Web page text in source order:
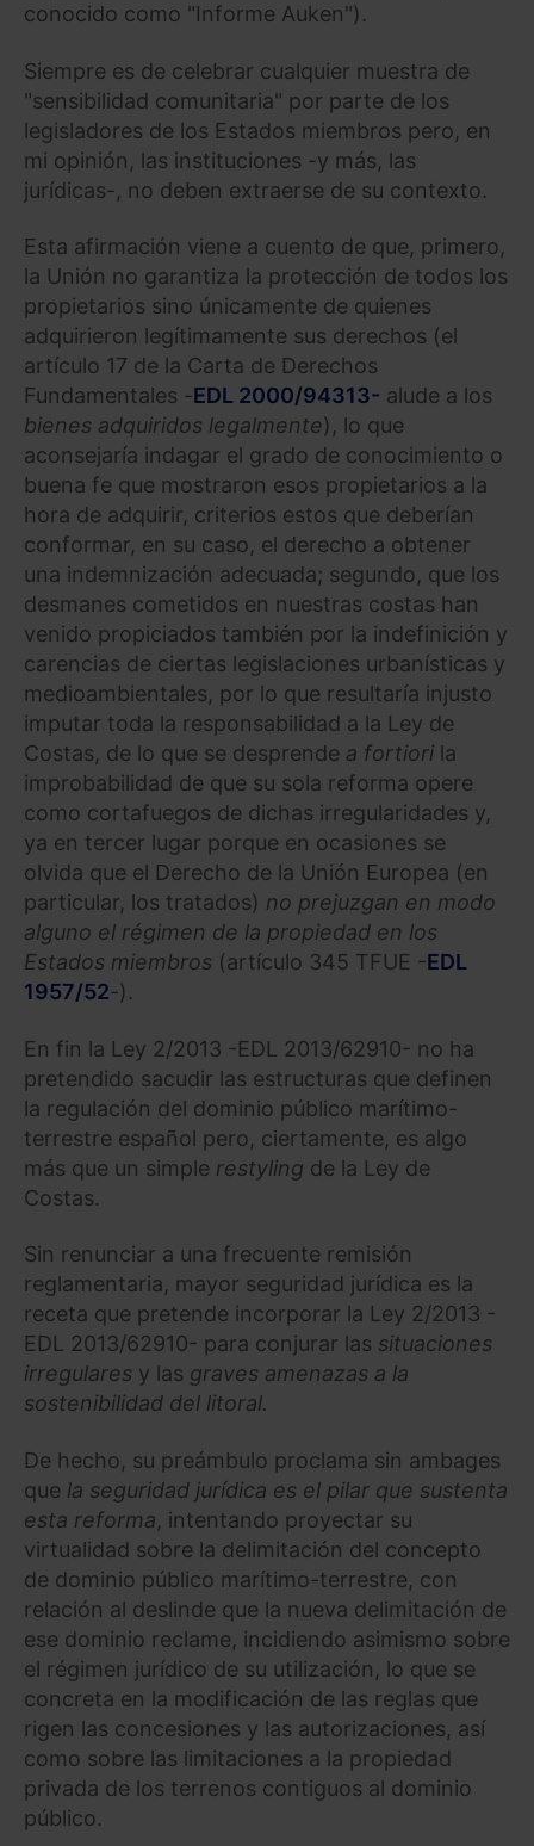
conocido como "Informe Auken").
Siempre es de celebrar cualquier muestra de
"sensibilidad comunitaria" por parte de los
legisladores de los Estados miembros pero, en
mi opinión, las instituciones -y más, las
jurídicas-, no deben extraerse de su contexto.
Esta afirmación viene a cuento de que, primero,
la Unión no garantiza la protección de todos los
propietarios sino únicamente de quienes
adquirieron legítimamente sus derechos (el
artículo 17 de la Carta de Derechos
Fundamentales -EDL 2000/94313- alude a los
bienes adquiridos legalmente), lo que
aconsejaría indagar el grado de conocimiento o
buena fe que mostraron esos propietarios a la
hora de adquirir, criterios estos que deberían
conformar, en su caso, el derecho a obtener
una indemnización adecuada; segundo, que los
desmanes cometidos en nuestras costas han
venido propiciados también por la indefinición y
carencias de ciertas legislaciones urbanísticas y
medioambientales, por lo que resultaría injusto
imputar toda la responsabilidad a la Ley de
Costas, de lo que se desprende a fortiori la
improbabilidad de que su sola reforma opere
como cortafuegos de dichas irregularidades y,
ya en tercer lugar porque en ocasiones se
olvida que el Derecho de la Unión Europea (en
particular, los tratados) no prejuzgan en modo
alguno el régimen de la propiedad en los
Estados miembros (artículo 345 TFUE -EDL
1957/52-).
En fin la Ley 2/2013 -EDL 2013/62910- no ha
pretendido sacudir las estructuras que definen
la regulación del dominio público marítimo-
terrestre español pero, ciertamente, es algo
más que un simple restyling de la Ley de
Costas.
Sin renunciar a una frecuente remisión
reglamentaria, mayor seguridad jurídica es la
receta que pretende incorporar la Ley 2/2013 -
EDL 2013/62910- para conjurar las situaciones
irregulares y las graves amenazas a la
sostenibilidad del litoral.
De hecho, su preámbulo proclama sin ambages
que la seguridad jurídica es el pilar que sustenta
esta reforma, intentando proyectar su
virtualidad sobre la delimitación del concepto
de dominio público marítimo-terrestre, con
relación al deslinde que la nueva delimitación de
ese dominio reclame, incidiendo asimismo sobre
el régimen jurídico de su utilización, lo que se
concreta en la modificación de las reglas que
rigen las concesiones y las autorizaciones, así
como sobre las limitaciones a la propiedad
privada de los terrenos contiguos al dominio
público.